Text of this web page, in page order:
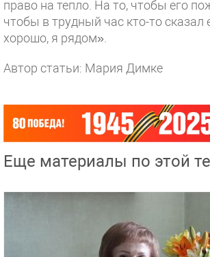
право на тепло. На то, чтобы его
чтобы в трудный час кто-то сказал
хорошо, я рядом».
Автор статьи: Мария Димке
Еще материалы по этой